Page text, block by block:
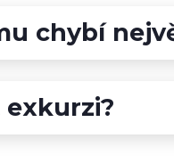
chybí